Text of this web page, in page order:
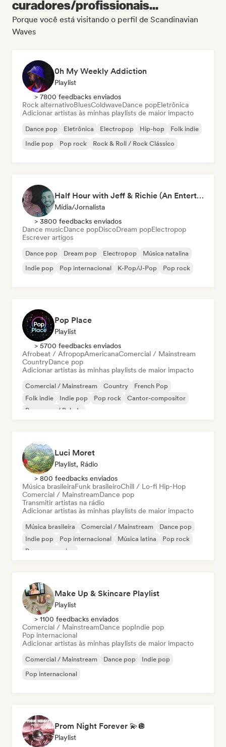
curadores/profissionais...
Porque você está visitando o perfil de Scandinavian
Waves
0h My Weekly Addiction
Playlist
> 7800 feedbacks enviados
Rock alternativoBluesColdwaveDance popEletrônica
Adicionar artistas às minhas playlists de maior impacto
Dance pop Eletrônica Electropop Hip-hop
Folk indie
Indie pop
Pop rock Rock & Roll / Rock Clássico
Half Hour with Jeff & Richie (An Entertainment Podcast)
Mídia/Jornalista
> 3800 feedbacks enviados
Dance musicDance popDiscoDream popElectropop
Escrever artigos
Dance pop Dream pop Electropop
Música natalina
Indie pop
Pop internacional K-Pop/J-Pop Pop rock
Pop Place
Playlist
> 5700 feedbacks enviados
Afrobeat / AfropopAmericanaComercial / Mainstream
CountryDance pop
Adicionar artistas às minhas playlists de maior impacto
Comercial / Mainstream Country
French Pop
Folk indie
Indie pop Pop rock
Cantor-compositor
Pop suave / Balada
Luci Moret
Playlist, Rádio
> 800 feedbacks enviados
Música brasileiraFunk brasileiroChill / Lo-fi Hip-Hop
Comercial / MainstreamDance pop
Transmitir artistas na rádio
Adicionar artistas às minhas playlists de maior impacto
Música brasileira Comercial / Mainstream
Dance pop
Indie pop
Pop internacional Música latina
Pop rock
Pop progressivo
Make Up & Skincare Playlist
Playlist
> 1100 feedbacks enviados
Comercial / MainstreamDance popIndie pop
Pop internacional
Adicionar artistas às minhas playlists de maior impacto
Comercial / Mainstream Dance pop
Indie pop
Pop internacional
Prom Night Forever 💫🪩
Playlist